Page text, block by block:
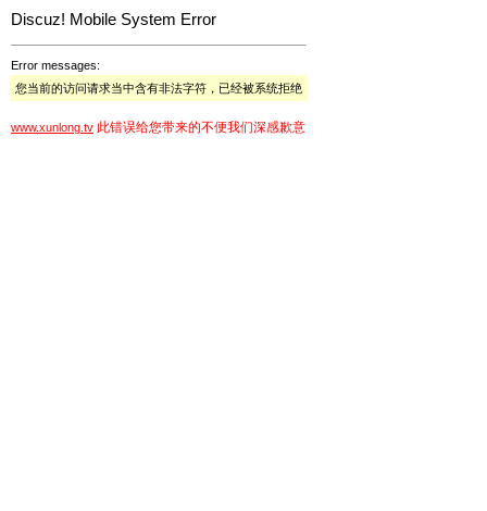
Discuz! Mobile System Error
Error messages:
您当前的访问请求当中含有非法字符，已经被系统拒绝
www.xunlong.tv 此错误给您带来的不便我们深感歉意